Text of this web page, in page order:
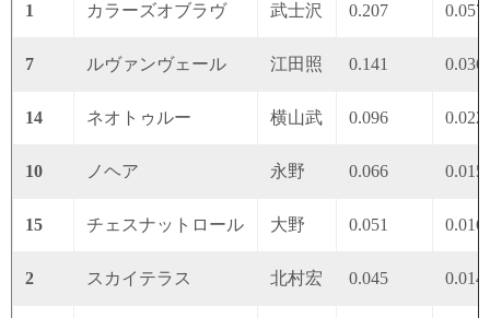
1 カラーズオブラヴ 武士沢 0.207 0.057
7 ルヴァンヴェール 江田照 0.141 0.036
14 ネオトゥルー 横山武 0.096 0.022
10 ノヘア 永野 0.066 0.015
15 チェスナットロール 大野 0.051 0.016
2 スカイテラス 北村宏 0.045 0.014